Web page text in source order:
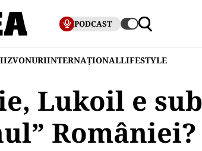
PODCAST
ZVONURIINTERNAȚIONALLIFESTYLE
Lukoil e sub
României?